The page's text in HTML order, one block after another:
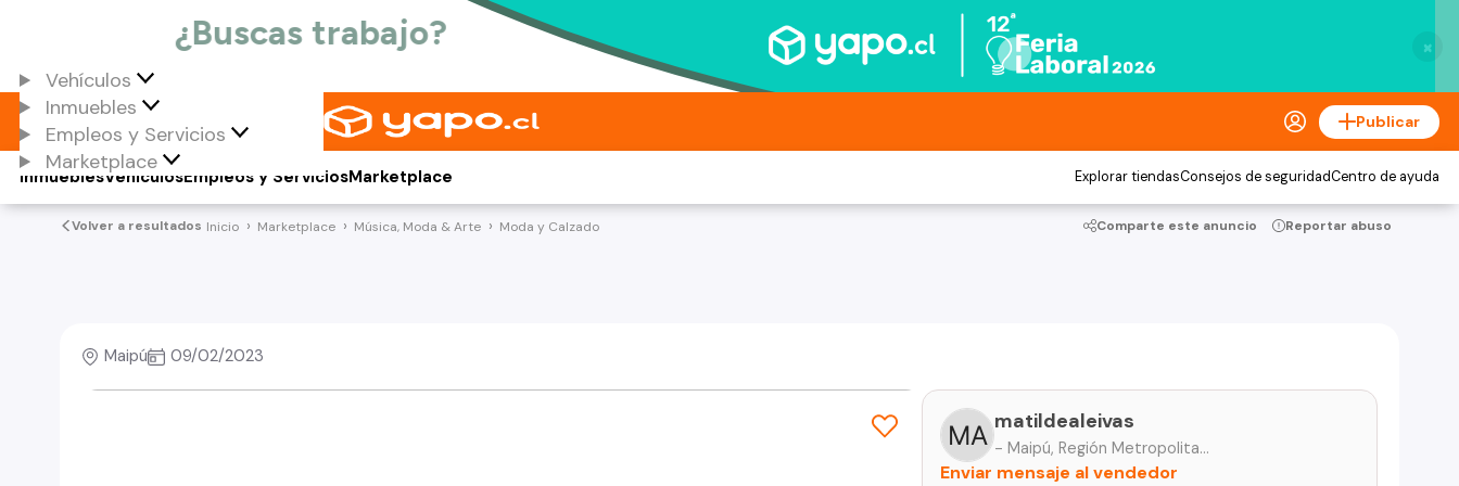
×
Vehículos
Inmuebles
Empleos y Servicios
Marketplace
Publicar
Vehículos
Inmuebles Empleos y ServiciosMarketplace Explorar tiendasConsejos de seguridadCentro de ayuda
Volver a resultados Inicio Marketplace Música, Moda & Arte Moda y Calzado Comparte este anuncio Reportar abuso
Maipú 09/02/2023
matildealeivas
- Maipú, Región Metropolitana
Enviar mensaje al vendedor